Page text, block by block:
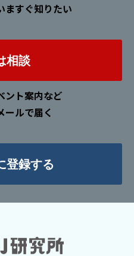
ますぐ知りたい
相談
ント案内など
ールで届く
登録する